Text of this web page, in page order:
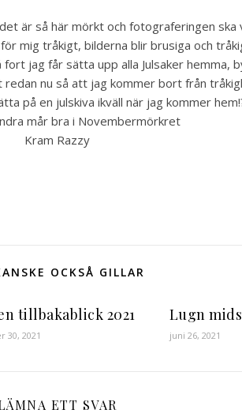
är så här mörkt och fotograferingen
mig tråkigt, bilderna blir brusiga och
jag får sätta upp alla Julsaker hemma,
nu så att jag kommer bort från
på en julskiva ikväll när jag kommer
mår bra i Novembermörkret
Kram Razzy
OCKSÅ GILLAR
tillbakablick 2021
30, 2021
Lugn
juni 26, 2021
ETT SVAR